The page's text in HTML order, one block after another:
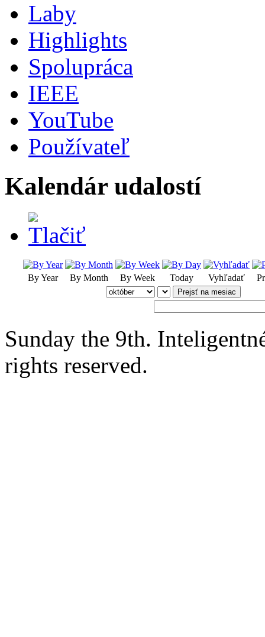
Laby
Highlights
Spolupráca
IEEE
YouTube
Používateľ
Kalendár udalostí
By Year By Month By Week Today Vyhľadať
Prejsť na mesiac
Sunday the 9th.
rights reserved.